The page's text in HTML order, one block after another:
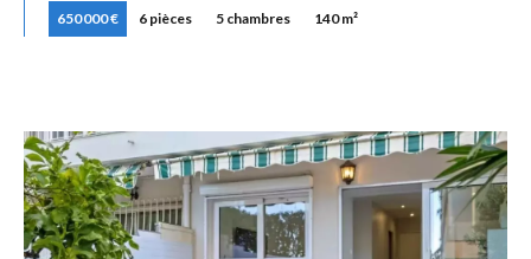
650 000 € 6 pièces 5 chambres 140 m²